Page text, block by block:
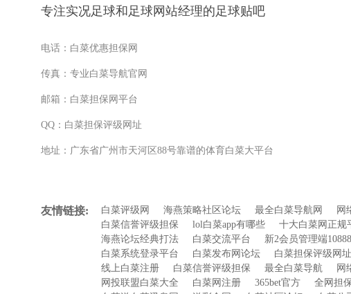
专注实况足球和足球网站经理的足球贴吧
电话：白菜优惠担保网
传真：专业白菜导航官网
邮箱：白菜担保网平台
QQ：白菜担保评级网址
地址：广东省广州市天河区88号靠谱的体育白菜大平台
友情链接: 白菜评级网 海燕策略社区论坛 最全白菜导航网 网
白菜信誉评级担保
lol白菜app有哪些 十大白菜网正规
海燕论坛经典打法
白菜交流平台 新2会员管理端10888
白菜系统登录平台
白菜发布网论坛 白菜担保评级网址
线上白菜注册
白菜信誉评级担保 最全白菜导航 网
网投联盟白菜大全
白菜网注册 365bet官方 全网担